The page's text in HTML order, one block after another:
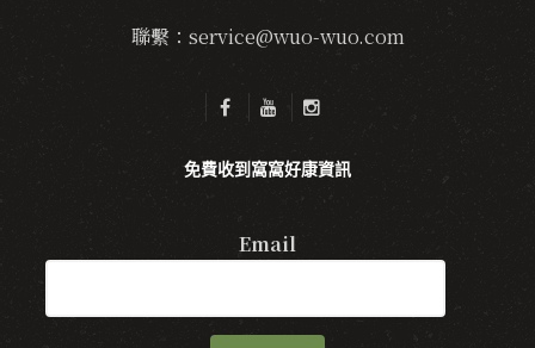
聯繫：service@wuo-wuo.com
免費收到窩窩好康資訊
Email